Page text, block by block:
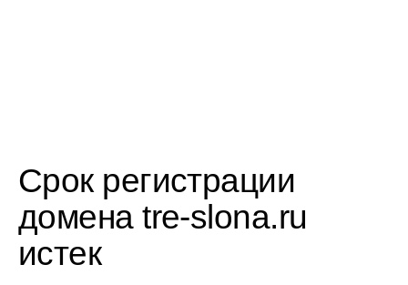
Срок регистрации
домена tre-slona.ru
истек